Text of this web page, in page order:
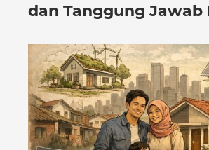
dan Tanggung Jawab